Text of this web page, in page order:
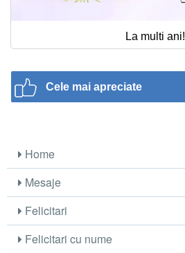
La multi ani!
Cele mai apreciate
Home
Mesaje
Felicitari
Felicitari cu nume